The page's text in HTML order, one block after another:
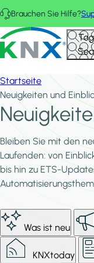
Direkt zum Inhalt
Brauchen Sie Hilfe?
KNX - Homepage
Startseite
Neuigkeiten und
Bleiben Sie mit den
Laufenden: von
bis hin zu ETS-
Was ist neu
KNXtoday